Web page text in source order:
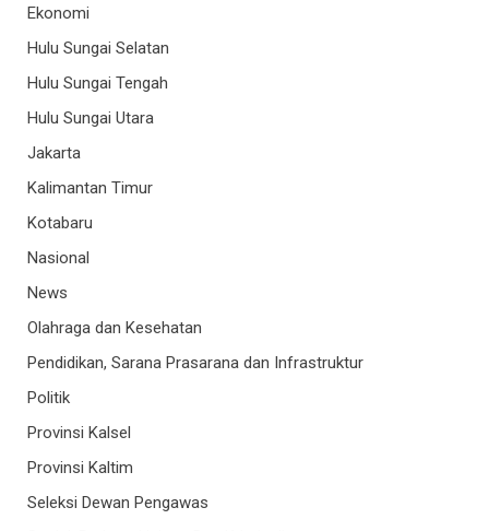
Ekonomi
Hulu Sungai Selatan
Hulu Sungai Tengah
Hulu Sungai Utara
Jakarta
Kalimantan Timur
Kotabaru
Nasional
News
Olahraga dan Kesehatan
Pendidikan, Sarana Prasarana dan Infrastruktur
Politik
Provinsi Kalsel
Provinsi Kaltim
Seleksi Dewan Pengawas